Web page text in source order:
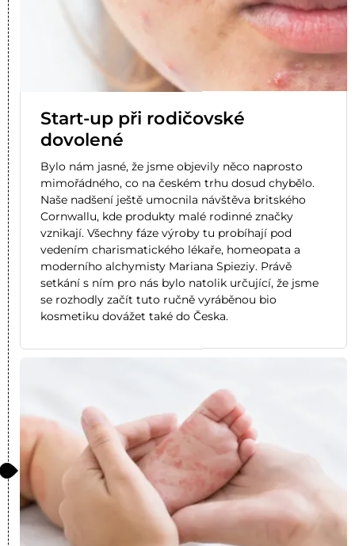
Start-up při rodičovské
dovolené
Bylo nám jasné, že jsme objevily něco naprosto
mimořádného, co na českém trhu dosud chybělo.
Naše nadšení ještě umocnila návštěva britského
Cornwallu, kde produkty malé rodinné značky
vznikají. Všechny fáze výroby tu probíhají pod
vedením charismatického lékaře, homeopata a
moderního alchymisty Mariana Spieziy. Právě
setkání s ním pro nás bylo natolik určující, že jsme
se rozhodly začít tuto ručně vyráběnou bio
kosmetiku dovážet také do Česka.